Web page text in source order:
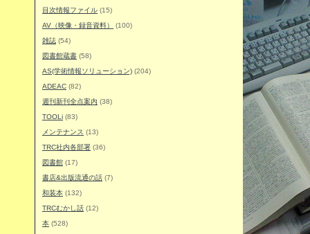
目次情報ファイル (15)
AV（映像・録音資料）
(100)
雑誌 (54)
図書館蔵書 (58)
AS(学術情報ソリューション) (204)
ADEAC (82)
週刊新刊全点案内 (38)
TOOLi (83)
メンテナンス (13)
TRC社内各部署 (36)
図書館 (17)
書店&出版流通の話 (7)
和装本 (132)
TRCむかし話 (12)
本 (528)